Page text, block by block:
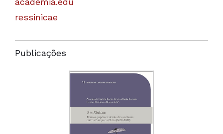
academia.edu
ressinicae
Publicações